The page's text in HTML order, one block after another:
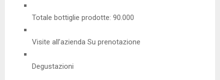
Totale bottiglie prodotte: 90.000
Visite all’azienda Su prenotazione
Degustazioni